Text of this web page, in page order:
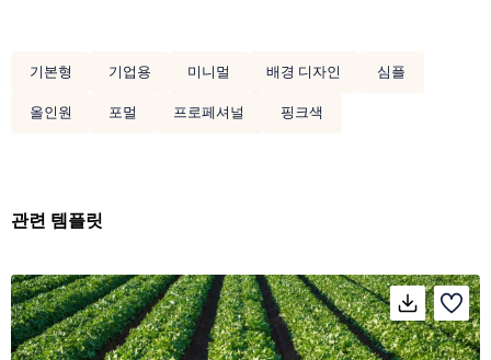
기본형 기업용 미니멀 배경 디자인
심플
올인원
포멀 프로페셔널 핑크색
관련 템플릿